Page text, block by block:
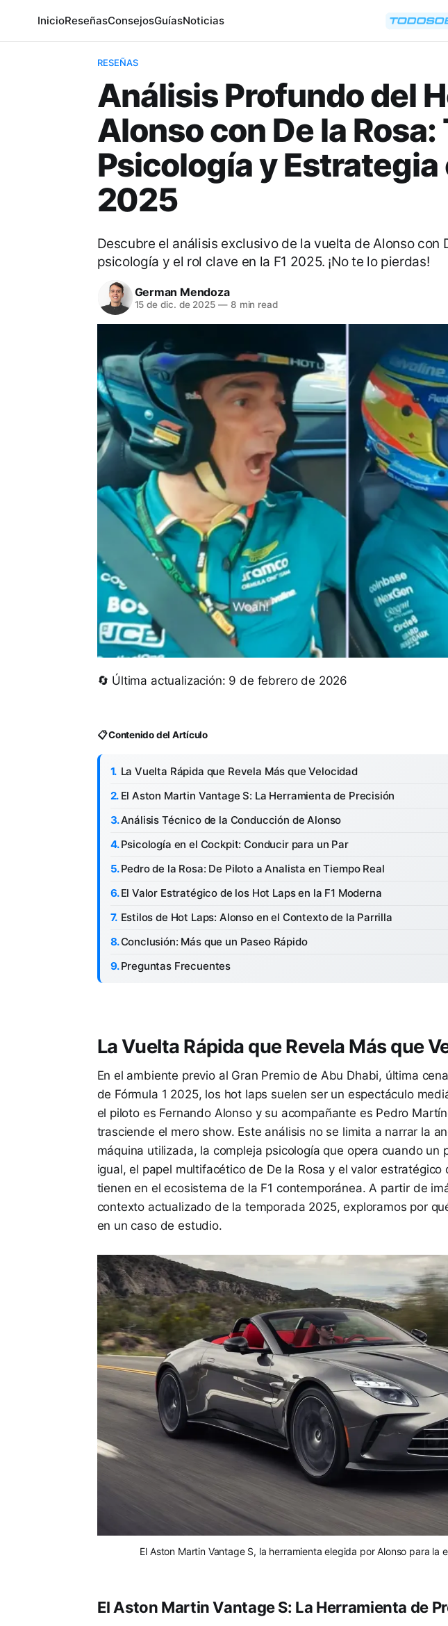
InicioReseñasConsejosGuíasNoticias
RESEÑAS
Análisis Profundo del
Alonso con De la Rosa:
Psicología y Estrategia
2025
Descubre el análisis exclusivo de la vuelta de Alonso con
psicología y el rol clave en la F1 2025. ¡No te lo pierdas!
German Mendoza
15 de dic. de 2025 —8 min read
🔄 Última actualización: 9 de febrero de 2026
📋 Contenido del Artículo
La Vuelta Rápida que Revela Más que Velocidad
El Aston Martin Vantage S: La Herramienta de Precisión
Análisis Técnico de la Conducción de Alonso
Psicología en el Cockpit: Conducir para un Par
Pedro de la Rosa: De Piloto a Analista en Tiempo Real
El Valor Estratégico de los Hot Laps en la F1 Moderna
Estilos de Hot Laps: Alonso en el Contexto de la Parrilla
Conclusión: Más que un Paseo Rápido
Preguntas Frecuentes
La Vuelta Rápida que Revela Más que
En el ambiente previo al Gran Premio de Abu Dhabi, última
de Fórmula 1 2025, los hot laps suelen ser un espectáculo
el piloto es Fernando Alonso y su acompañante es Pedro
trasciende el mero show. Este análisis no se limita a narrar la
máquina utilizada, la compleja psicología que opera cuando un
igual, el papel multifacético de De la Rosa y el valor estratégico
tienen en el ecosistema de la F1 contemporánea. A partir de
contexto actualizado de la temporada 2025, exploramos por
en un caso de estudio.
El Aston Martin Vantage S, la herramienta elegida por Alonso para la
El Aston Martin Vantage S: La Herramienta de